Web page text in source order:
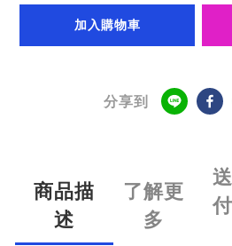
加入購物車
分享到
商品描
述
了解更
多